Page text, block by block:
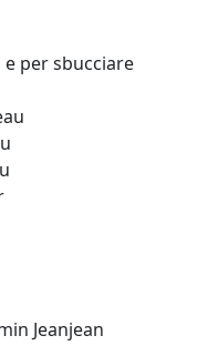
e per sbucciare
Jeanjean